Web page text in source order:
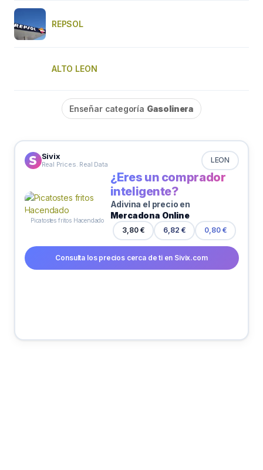
REPSOL
ALTO LEON
Enseñar categoría Gasolinera
Sivix
Real Prices. Real Data LEON
Picatostes fritos Hacendado
¿Eres un comprador
inteligente?
Adivina el precio en
Mercadona Online
3,80 € 6,82 € 0,80 €
Consulta los precios cerca de ti en Sivix.com